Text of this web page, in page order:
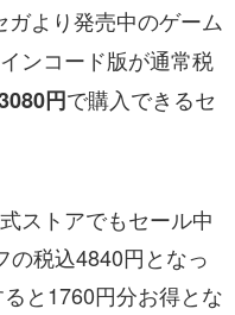
ガより発売中のゲーム
ンコード版が通常税
円で購入できるセ
ストアでもセール中
の税込4840円となっ
と1760円分お得とな